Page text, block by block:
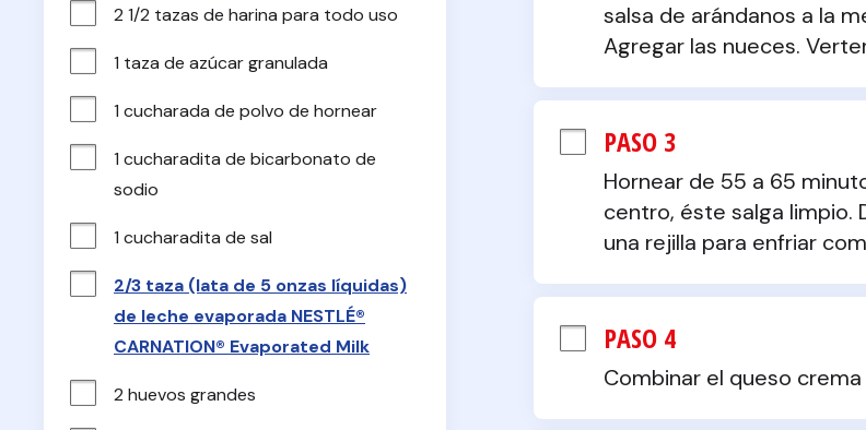
2 1/2 tazas de harina para todo uso
1 taza de azúcar granulada
1 cucharada de polvo de hornear
1 cucharadita de bicarbonato de
sodio
1 cucharadita de sal
2/3 taza (lata de 5 onzas líquidas)
de leche evaporada NESTLÉ®
CARNATION® Evaporated Milk
2 huevos grandes
salsa de arándanos a la
Agregar las nueces.
PASO 3
Hornear de 55 a 65
centro, éste salga limpio.
una rejilla para enfriar
PASO 4
Combinar el queso